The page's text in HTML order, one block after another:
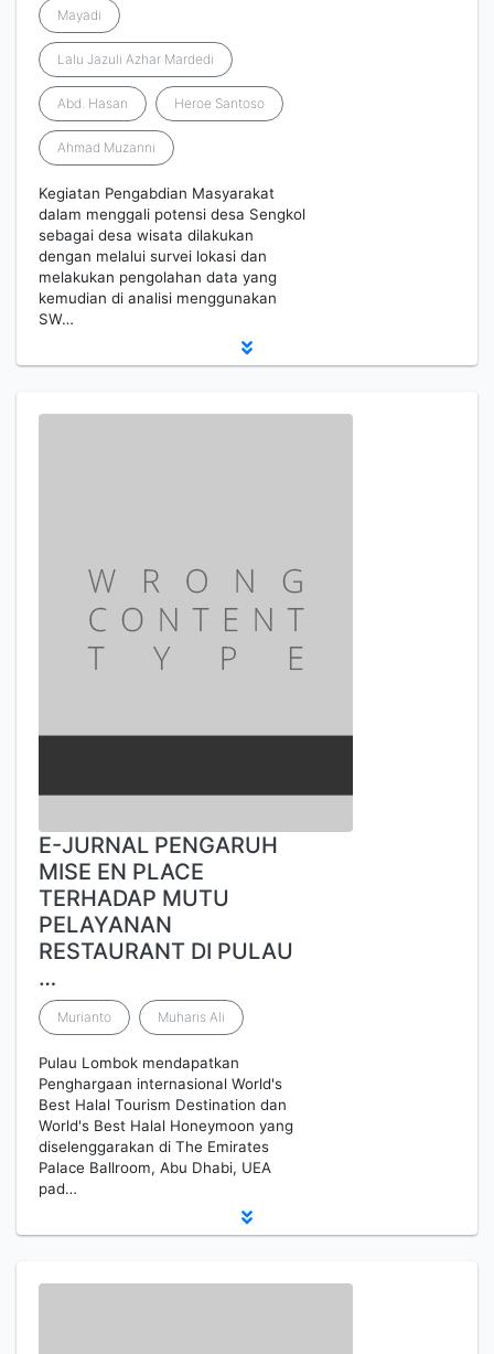
Mayadi
Lalu Jazuli Azhar Mardedi
Abd. Hasan Heroe Santoso
Ahmad Muzanni
Kegiatan Pengabdian Masyarakat
dalam menggali potensi desa Sengkol
sebagai desa wisata dilakukan
dengan melalui survei lokasi dan
melakukan pengolahan data yang
kemudian di analisi menggunakan
SW…
E-JURNAL PENGARUH
MISE EN PLACE
TERHADAP MUTU
PELAYANAN
RESTAURANT DI PULAU
…
Murianto Muharis Ali
Pulau Lombok mendapatkan
Penghargaan internasional World's
Best Halal Tourism Destination dan
World's Best Halal Honeymoon yang
diselenggarakan di The Emirates
Palace Ballroom, Abu Dhabi, UEA
pad…